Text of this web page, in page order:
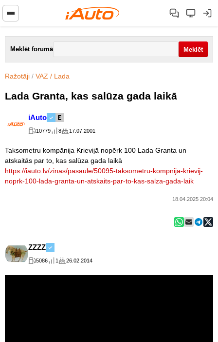
Meklēt forumā
Ražotāji / VAZ / Lada
Lada Granta, kas salūza gada laikā
iAuto
10779 8 17.07.2001
Taksometru kompānija Krievijā nopērk 100 Lada Granta un
atskaitās par to, kas salūza gada laikā
https://iauto.lv/zinas/pasaule/50095-taksometru-kompnija-krievij-
noprk-100-lada-granta-un-atskaits-par-to-kas-salza-gada-laik
18.04.2025 20:04
ZZZZ
5086 1 26.02.2014